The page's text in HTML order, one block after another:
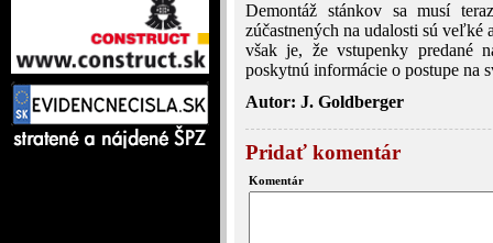
Demontáž stánkov sa musí
zúčastnených na udalosti sú veľké
však je, že vstupenky predané
poskytnú informácie o postupe na
Autor: J. Goldberger
Pridať komentár
Komentár